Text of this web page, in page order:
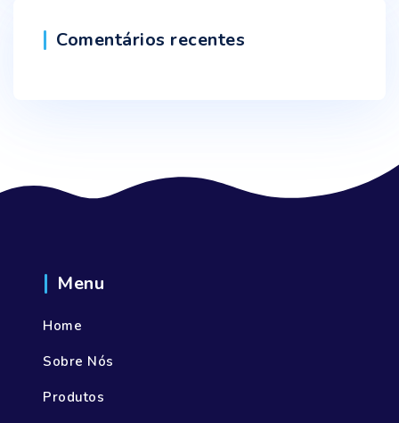
Comentários recentes
Menu
Home
Sobre Nós
Produtos